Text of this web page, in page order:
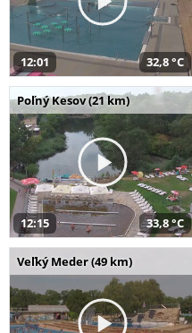
12:01 32,8 °C
Poľný Kesov (21 km)
12:15 33,8 °C
Veľký Meder (49 km)